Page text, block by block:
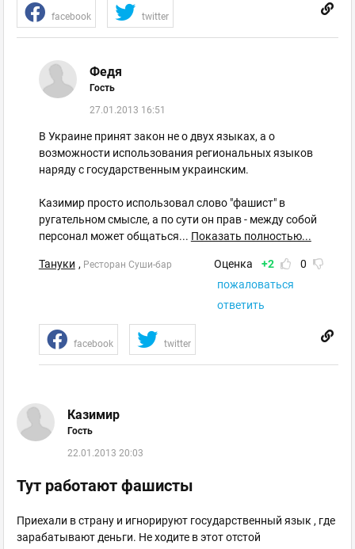
facebook twitter
Федя
Гость
27.01.2013 16:51
В Украине принят закон не о двух языках, а о
возможности использования региональных языков
наряду с государственным украинским.
Казимир просто использовал слово "фашист" в
ругательном смысле, а по сути он прав - между собой
персонал может общаться... Показать полностью...
Тануки , Ресторан Суши-бар Оценка +2
0
пожаловаться
ответить
facebook twitter
Казимир
Гость
22.01.2013 20:03
Тут работают фашисты
Приехали в страну и игнорируют государственный язык , где
зарабатывают деньги. Не ходите в этот отстой